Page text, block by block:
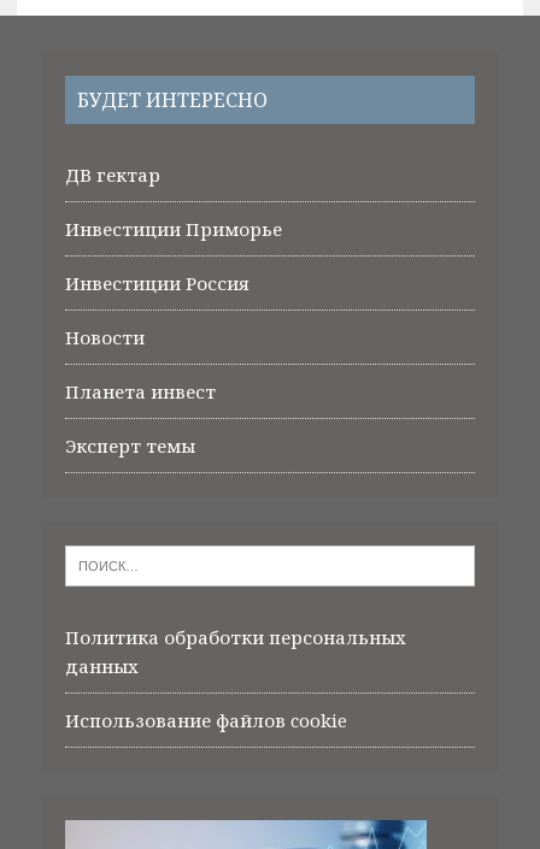
БУДЕТ ИНТЕРЕСНО
ДВ гектар
Инвестиции Приморье
Инвестиции Россия
Новости
Планета инвест
Эксперт темы
Политика обработки персональных
данных
Использование файлов cookie